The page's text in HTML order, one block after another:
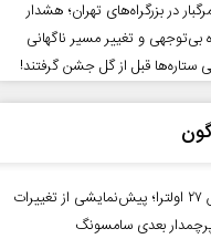
در بزرگراه‌های تهران؛ هشدار
بی‌توجهی و تغییر مسیر ناگهانی
ستاره‌ها قبل از گل جشن گرفتند!
گلکسی اس ۲۷ اولترا؛ پیش‌نمایشی از تغییرات
پرچمدار بعدی سامسونگ